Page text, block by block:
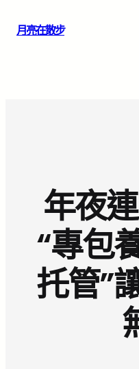
月亮在散步
年夜
“專包
托管”